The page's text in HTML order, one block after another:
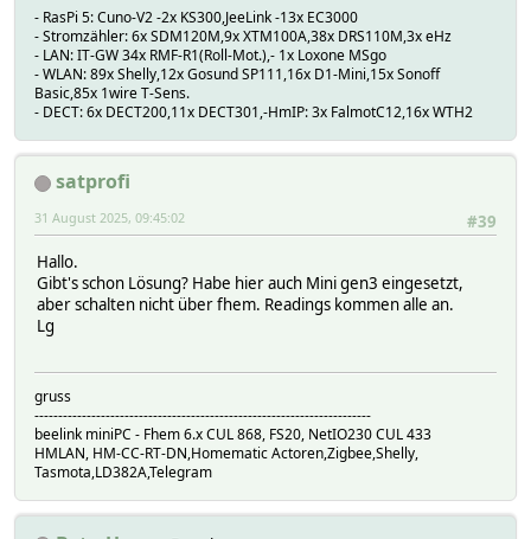
# TIME 1719487360.23925
# VALUE 262620
# params_sys_reset_reason:
# logdb:
# TIME 1719487360.23925
# VALUE 1
# params_sys_restart_required:
# TIME 1719487360.23925
# VALUE false
# params_sys_schedule_rev:
# logdb:
# TIME 1719487360.23925
# VALUE 0
# params_sys_time:
# logdb:
# params_sys_unixtime:
# logdb:
# TIME 1719487360.23925
# VALUE 1719487359
# params_sys_uptime:
- RasPi 5: Cuno-V2 -2x KS300,JeeLink -13x EC3000
- Stromzähler: 6x SDM120M,9x XTM100A,38x DRS110M,3x eHz
- LAN: IT-GW 34x RMF-R1(Roll-Mot.),- 1x Loxone MSgo
- WLAN: 89x Shelly,12x Gosund SP111,16x D1-Mini,15x Sonoff
Basic,85x 1wire T-Sens.
- DECT: 6x DECT200,11x DECT301,-HmIP: 3x FalmotC12,16x WTH2
satprofi
#39
31 August 2025, 09:45:02
Hallo.
Gibt's schon Lösung? Habe hier auch Mini gen3 eingesetzt,
aber schalten nicht über fhem. Readings kommen alle an.
Lg
gruss
-----------------------------------------------------------------------
beelink miniPC - Fhem 6.x CUL 868, FS20, NetIO230 CUL 433
HMLAN, HM-CC-RT-DN,Homematic Actoren,Zigbee,Shelly,
Tasmota,LD382A,Telegram